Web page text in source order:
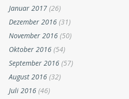
Januar 2017 (26)
Dezember 2016 (31)
November 2016 (50)
Oktober 2016 (54)
September 2016 (57)
August 2016 (32)
Juli 2016 (46)